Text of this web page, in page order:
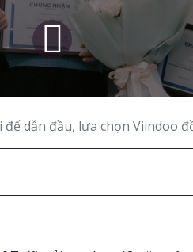
lựa chọn Viindoo đồng hành nâng tầm